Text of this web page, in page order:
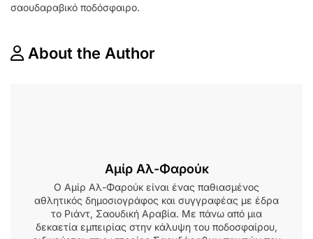
σαουδαραβικό ποδόσφαιρο.
About the Author
Αμίρ Αλ-Φαρούκ
Ο Αμίρ Αλ-Φαρούκ είναι ένας παθιασμένος
αθλητικός δημοσιογράφος και συγγραφέας με έδρα
το Ριάντ, Σαουδική Αραβία. Με πάνω από μια
δεκαετία εμπειρίας στην κάλυψη του ποδοσφαίρου,